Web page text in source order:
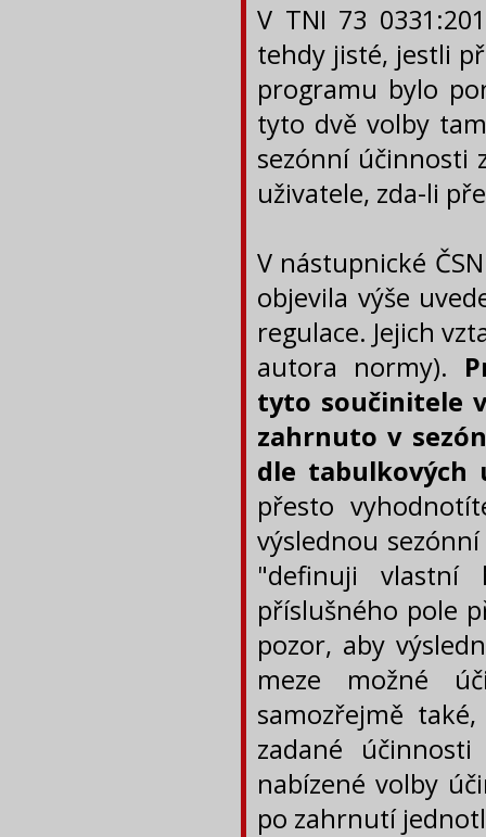
V TNI 73
tehdy jisté, jestli
programu bylo
tyto dvě volby
sezónní účinnosti
uživatele, zda-li
V nástupnické
objevila výše
regulace. Jejich
autora normy).
tyto součinitele
zahrnuto v
dle tabulkových
přesto
výslednou
"definuji
příslušného pole
pozor, aby
meze možné
samozřejmě
zadané
nabízené volby
po zahrnutí